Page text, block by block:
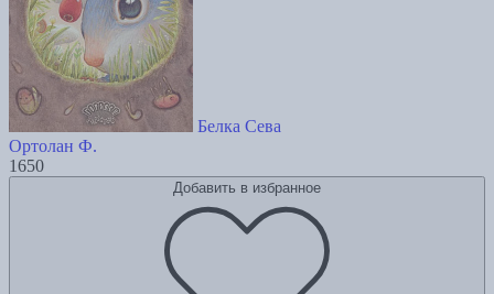
Белка Сева
Ортолан Ф.
1650
Добавить в избранное